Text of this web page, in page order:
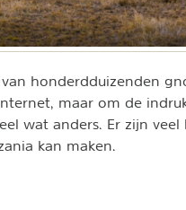
honderdduizenden
maar om de
wat anders. Er zijn
kan maken.